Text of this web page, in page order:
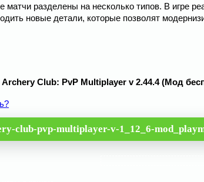
матчи разделены на несколько типов. В игре
новые детали, которые позволят
Archery Club: PvP Multiplayer v 2.44.4 (Мод
club-pvp-multiplayer-v-1_12_6-